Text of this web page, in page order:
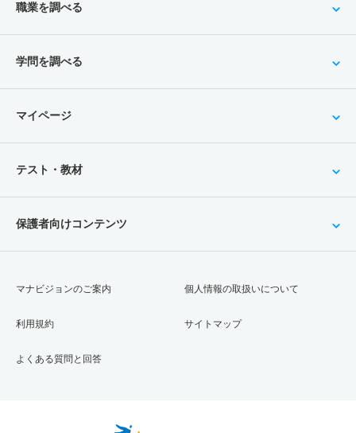
職業を調べる
学問を調べる
マイページ
テスト・教材
保護者向けコンテンツ
マナビジョンのご案内
利用規約
よくある質問と回答
個人情報の取扱いについて
サイトマップ